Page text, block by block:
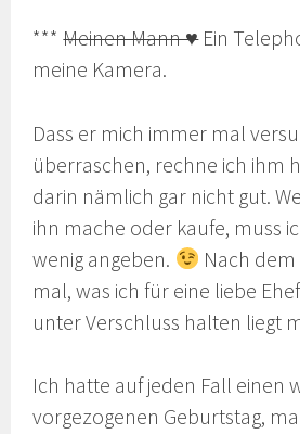
***Meinen Mann ♥Ein
meine Kamera.
Dass er mich immer mal
überraschen, rechne ich ihm
darin nämlich gar nicht gut.
ihn mache oder kaufe, muss
wenig angeben.
Nach dem
mal, was ich für eine liebe
unter Verschluss halten liegt
Ich hatte auf jeden Fall einen
vorgezogenen Geburtstag,